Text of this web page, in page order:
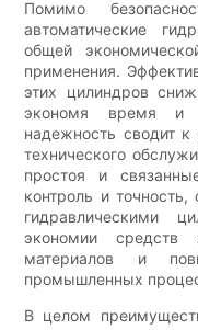
Помимо
автоматические
общей
применения.
этих цилиндров
экономя время и
надежность сводит
технического
простоя и
контроль и
гидравлическими
экономии средств
материалов и
промышленных
В целом